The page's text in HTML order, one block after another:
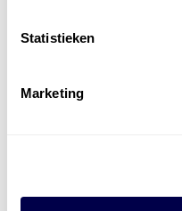
Statistieken
Marketing